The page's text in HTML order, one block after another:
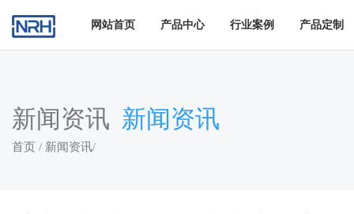
网站首页 产品中心 行业案例 产品定制
新闻资讯 新闻资讯
首页 / 新闻资讯/